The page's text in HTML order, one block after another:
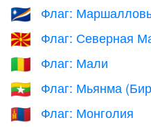
🇲🇭 Флаг:
🇲🇰 Флаг: Северная
🇲🇱 Флаг: Мали
🇲🇲 Флаг: Мьянма
🇲🇳 Флаг: Монголия